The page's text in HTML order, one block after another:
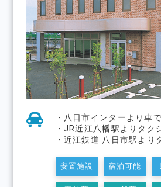
・八日市インターより車
・JR近江八幡駅よりタク
・近江鉄道 八日市駅より
安置施設 宿泊可能